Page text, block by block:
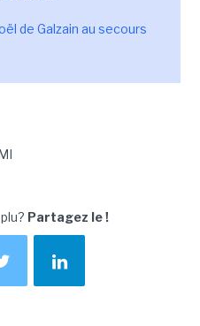
de Galzain au secours
Partagez le !